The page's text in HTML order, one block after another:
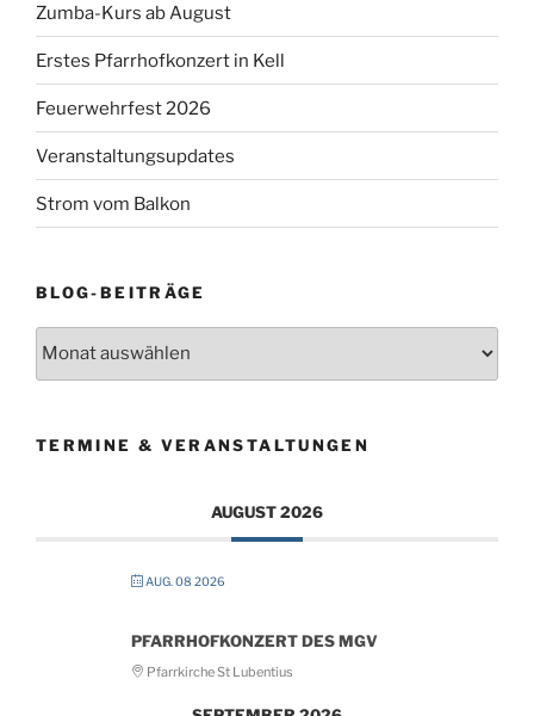
Zumba-Kurs ab August
Erstes Pfarrhofkonzert in Kell
Feuerwehrfest 2026
Veranstaltungsupdates
Strom vom Balkon
BLOG-BEITRÄGE
TERMINE & VERANSTALTUNGEN
AUGUST 2026
AUG. 08 2026
PFARRHOFKONZERT DES MGV
Pfarrkirche St Lubentius